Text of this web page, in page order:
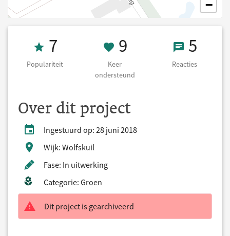
−
Populariteit 7
7
Populariteit
9 Keer
9
Keer
ondersteund
5 5
Reacties
Over dit project
Ingestuurd op: 28 juni 2018
Wijk: Wolfskuil
Fase: In uitwerking
Categorie: Groen
Dit project is gearchiveerd